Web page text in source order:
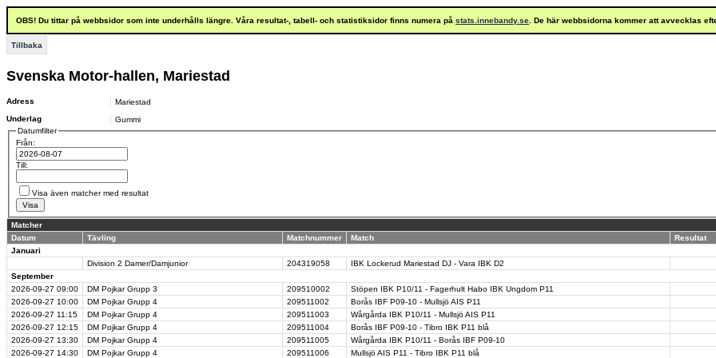
OBS! Du tittar på webbsidor som inte underhålls längre. Våra resultat-, tabell- och statistiksidor finns numera på stats.innebandy.se . De här webbsidorna kommer att avvecklas
Tillbaka
Svenska Motor-hallen, Mariestad
Adress
Mariestad
Underlag
Gummi
Datumfilter
Från:
Till:
Visa även matcher med resultat
Matcher
Datum
Tävling Matchnummer Match
Resultat
Januari
Division 2 Damer/Damjunior
204319058
IBK Lockerud Mariestad DJ - Vara IBK D2
September
2026-09-27 09:00 DM Pojkar Grupp 3 209510002
Stöpen IBK P10/11 - Fagerhult Habo IBK Ungdom P11
2026-09-27 10:00 DM Pojkar Grupp 4 209511002
Borås IBF P09-10 - Mullsjö AIS P11
2026-09-27 11:15 DM Pojkar Grupp 4 209511003
Wårgårda IBK P10/11 - Mullsjö AIS P11
2026-09-27 12:15 DM Pojkar Grupp 4 209511004
Borås IBF P09-10 - Tibro IBK P11 blå
2026-09-27 13:30 DM Pojkar Grupp 4 209511005
Wårgårda IBK P10/11 - Borås IBF P09-10
2026-09-27 14:30 DM Pojkar Grupp 4 209511006
Mullsjö AIS P11 - Tibro IBK P11 blå